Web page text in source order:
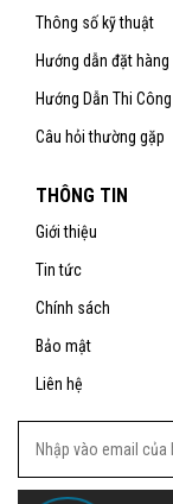
Thông số kỹ thuật
Hướng dẫn đặt hàng
Hướng Dẫn Thi
Câu hỏi thường gặp
THÔNG TIN
Giới thiệu
Tin tức
Chính sách
Bảo mật
Liên hệ